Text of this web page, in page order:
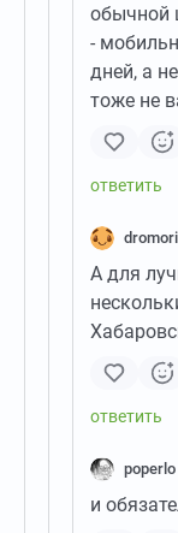
обычной
-
дней, а
тоже не
dromori
А для
poperlo
и